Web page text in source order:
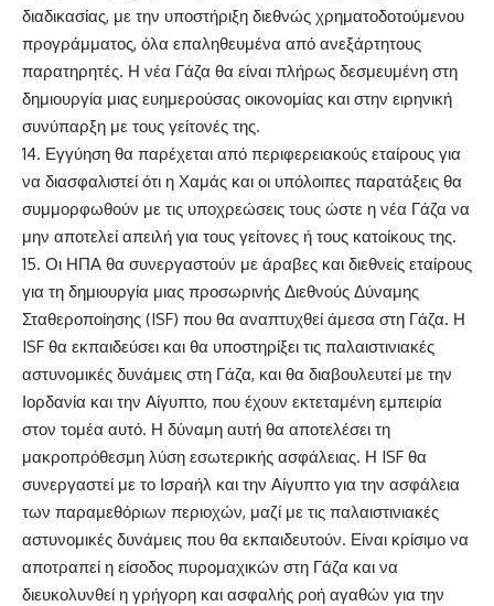
διαδικασίας, με την υποστήριξη διεθνώς χρηματοδοτούμενου
προγράμματος, όλα επαληθευμένα από ανεξάρτητους
παρατηρητές. Η νέα Γάζα θα είναι πλήρως δεσμευμένη στη
δημιουργία μιας ευημερούσας οικονομίας και στην ειρηνική
συνύπαρξη με τους γείτονές της.
14. Εγγύηση θα παρέχεται από περιφερειακούς εταίρους για
να διασφαλιστεί ότι η Χαμάς και οι υπόλοιπες παρατάξεις θα
συμμορφωθούν με τις υποχρεώσεις τους ώστε η νέα Γάζα να
μην αποτελεί απειλή για τους γείτονες ή τους κατοίκους της.
15. Οι ΗΠΑ θα συνεργαστούν με άραβες και διεθνείς εταίρους
για τη δημιουργία μιας προσωρινής Διεθνούς Δύναμης
Σταθεροποίησης (ISF) που θα αναπτυχθεί άμεσα στη Γάζα. Η
ISF θα εκπαιδεύσει και θα υποστηρίξει τις παλαιστινιακές
αστυνομικές δυνάμεις στη Γάζα, και θα διαβουλευτεί με την
Ιορδανία και την Αίγυπτο, που έχουν εκτεταμένη εμπειρία
στον τομέα αυτό. Η δύναμη αυτή θα αποτελέσει τη
μακροπρόθεσμη λύση εσωτερικής ασφάλειας. Η ISF θα
συνεργαστεί με το Ισραήλ και την Αίγυπτο για την ασφάλεια
των παραμεθόριων περιοχών, μαζί με τις παλαιστινιακές
αστυνομικές δυνάμεις που θα εκπαιδευτούν. Είναι κρίσιμο να
αποτραπεί η είσοδος πυρομαχικών στη Γάζα και να
διευκολυνθεί η γρήγορη και ασφαλής ροή αγαθών για την